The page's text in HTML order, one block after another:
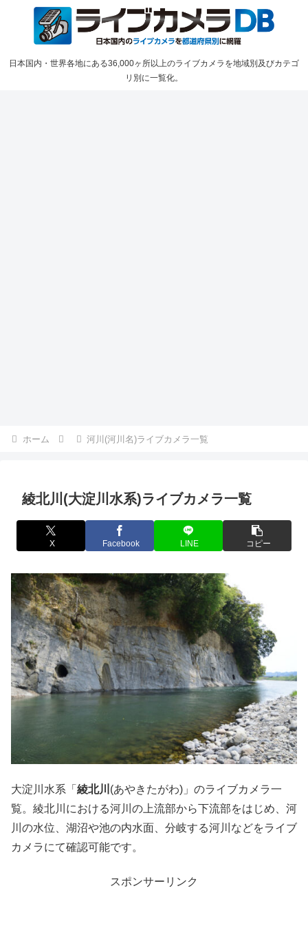
日本国内・世界各地にある36,000ヶ所以上のライブカメラを地域別及びカテゴ
リ別に一覧化。
ホーム 河川(河川名)ライブカメラ一覧
綾北川(大淀川水系)ライブカメラ一覧
X Facebook LINE コピー
大淀川水系「 綾北川 (あやきたがわ)」のライブカメラ一
覧。綾北川における河川の上流部から下流部をはじめ、河
川の水位、湖沼や池の内水面、分岐する河川などをライブ
カメラにて確認可能です。
スポンサーリンク